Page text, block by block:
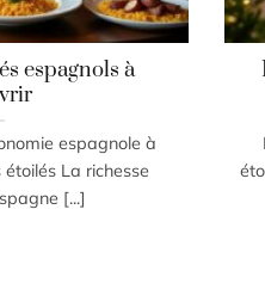
espagnols à
espagnole à
La richesse
[...]